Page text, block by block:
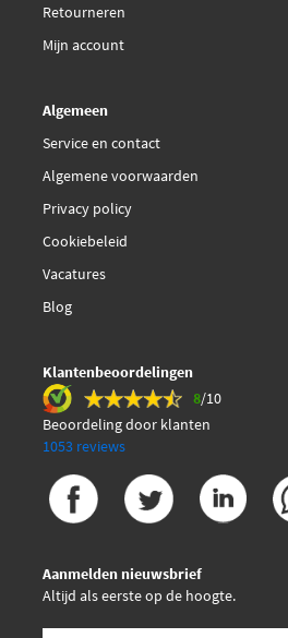
Retourneren
Mijn account
Algemeen
Service en contact
Algemene voorwaarden
Privacy policy
Cookiebeleid
Vacatures
Blog
Klantenbeoordelingen
8/10
Beoordeling door klanten
1053 reviews
Aanmelden nieuwsbrief
Altijd als eerste op de hoogte.